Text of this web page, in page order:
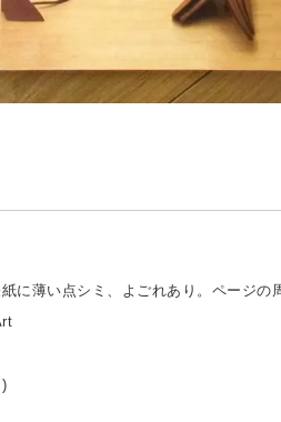
に薄い点シミ、よごれあり。ページの